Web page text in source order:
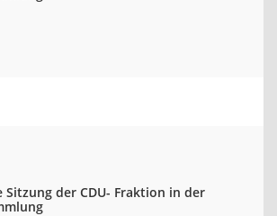
der CDU- Fraktion in der